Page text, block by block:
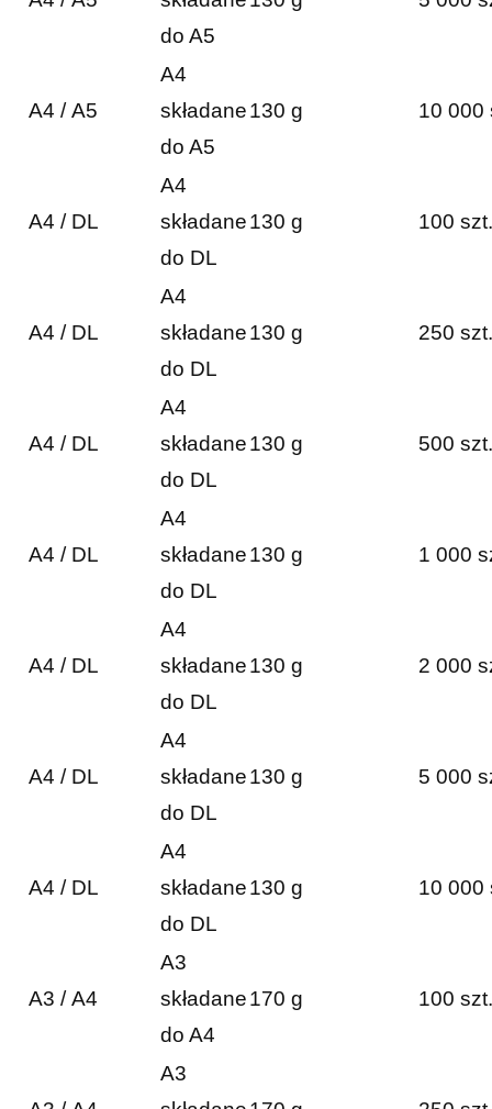
do A5
A4 / A5
A4
składane
do A5
130 g 10 000
A4 / DL
A4
składane
do DL
130 g 100 szt.
A4 / DL
A4
składane
do DL
130 g 250 szt.
A4 / DL
A4
składane
do DL
130 g 500 szt.
A4 / DL
A4
składane
do DL
130 g 1 000
A4 / DL
A4
składane
do DL
130 g 2 000
A4 / DL
A4
składane
do DL
130 g 5 000
A4 / DL
A4
składane
do DL
130 g 10 000
A3 / A4
A3
składane
do A4
170 g 100 szt.
A3